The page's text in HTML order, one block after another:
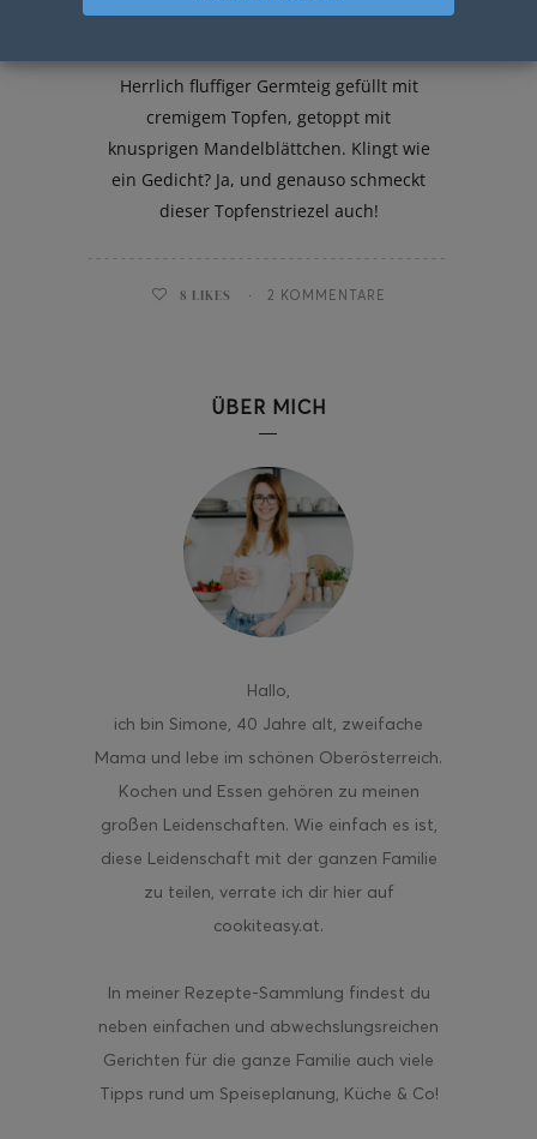
Herrlich fluffiger Germteig gefüllt mit
cremigem Topfen, getoppt mit
knusprigen Mandelblättchen. Klingt wie
ein Gedicht? Ja, und genauso schmeckt
dieser Topfenstriezel auch!
8 LIKES 2 KOMMENTARE
ÜBER MICH
Hallo,
ich bin Simone, 40 Jahre alt, zweifache
Mama und lebe im schönen Oberösterreich.
Kochen und Essen gehören zu meinen
großen Leidenschaften. Wie einfach es ist,
diese Leidenschaft mit der ganzen Familie
zu teilen, verrate ich dir hier auf
cookiteasy.at.
In meiner Rezepte-Sammlung findest du
neben einfachen und abwechslungsreichen
Gerichten für die ganze Familie auch viele
Tipps rund um Speiseplanung, Küche & Co!